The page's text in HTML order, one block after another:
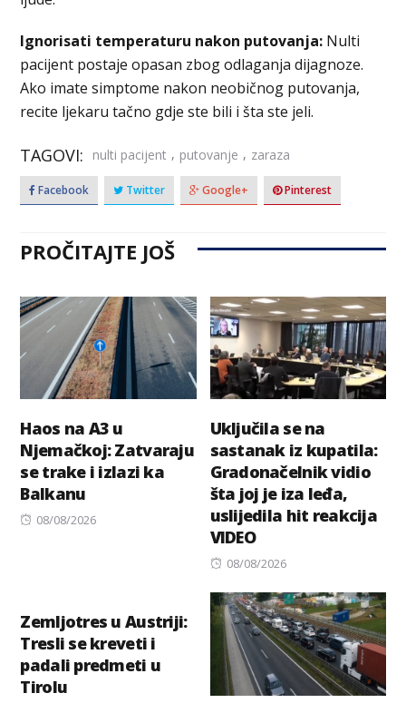
Ignorisati temperaturu nakon putovanja: Nulti
pacijent postaje opasan zbog odlaganja dijagnoze.
Ako imate simptome nakon neobičnog putovanja,
recite ljekaru tačno gdje ste bili i šta ste jeli.
TAGOVI: nulti pacijent , putovanje , zaraza
Facebook Twitter Google+ Pinterest
PROČITAJTE JOŠ
Haos na A3 u
Njemačkoj: Zatvaraju
se trake i izlazi ka
Balkanu
Posted
08/08/2026
Uključila se na
sastanak iz kupatila:
Gradonačelnik vidio
šta joj je iza leđa,
uslijedila hit reakcija
VIDEO
Posted
08/08/2026
Zemljotres u Austriji:
Tresli se kreveti i
padali predmeti u
Tirolu